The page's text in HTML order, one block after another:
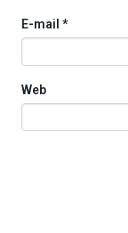
E-mail *
Web